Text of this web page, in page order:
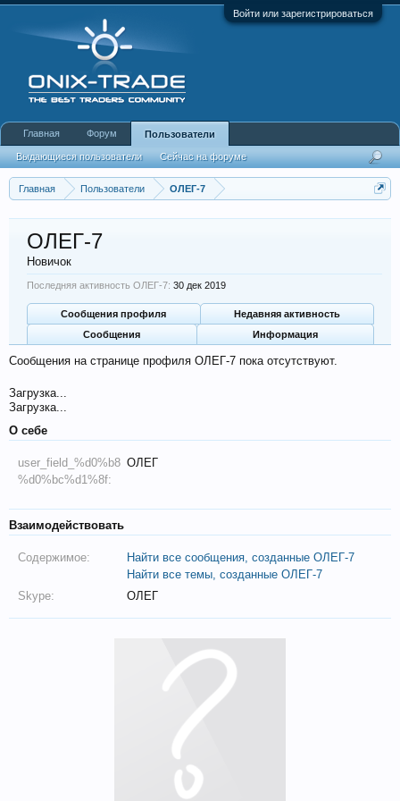
Войти или зарегистрироваться
Главная Пользователи ОЛЕГ-7
ОЛЕГ-7
Новичок
Последняя активность ОЛЕГ-7: 30 дек 2019
Сообщения профиля
Недавняя активность
Сообщения
Информация
Сообщения на странице профиля ОЛЕГ-7 пока отсутствуют.
Загрузка...
Загрузка...
О себе
user_field_%d0%b8
%d0%bc%d1%8f:
ОЛЕГ
Взаимодействовать
Содержимое:
Найти все сообщения, созданные ОЛЕГ-7
Найти все темы, созданные ОЛЕГ-7
Skype:
ОЛЕГ
Главная Форум Пользователи
Выдающиеся пользователи Сейчас на форуме
Недавняя активность Новые сообщения профиля